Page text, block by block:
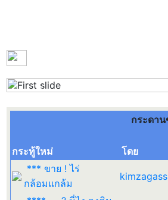
Previous
กระดา
กระทู้ใหม่ โดย
*** ขาย ! ไร่
กล้อมแกล้ม
kimzagass